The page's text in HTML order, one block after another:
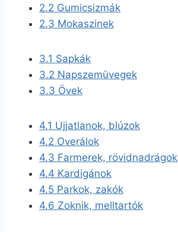
2.2 Gumicsizmák
2.3 Mokaszinek
3.1 Sapkák
3.2 Napszemüvegek
3.3 Övek
4.1 Ujjatlanok, blúzok
4.2 Overálok
4.3 Farmerek, rövidnadrágok
4.4 Kardigánok
4.5 Parkok, zakók
4.6 Zoknik, melltartók